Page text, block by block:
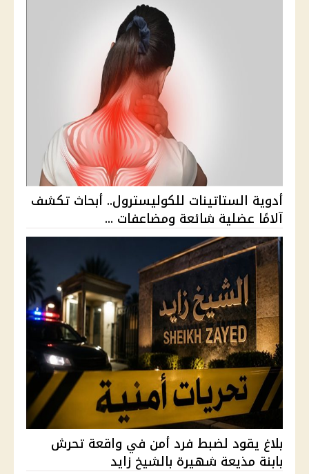
أدوية الستاتينات للكوليسترول.. أبحاث تكشف
آلامًا عضلية شائعة ومضاعفات ...
بلاغ يقود لضبط فرد أمن في واقعة تحرش
بابنة مذيعة شهيرة بالشيخ زايد